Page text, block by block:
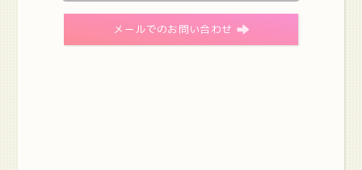
メールでのお問い合わせ